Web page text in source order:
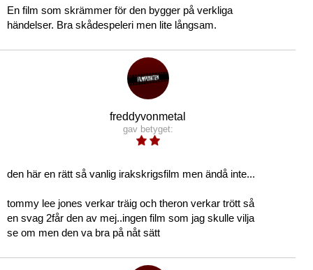
En film som skrämmer för den bygger på verkliga
händelser. Bra skådespeleri men lite långsam.
freddyvonmetal
gav betyget:
den här en rätt så vanlig irakskrigsfilm men ändå inte...
tommy lee jones verkar träig och theron verkar trött så
en svag 2får den av mej..ingen film som jag skulle vilja
se om men den va bra på nåt sätt